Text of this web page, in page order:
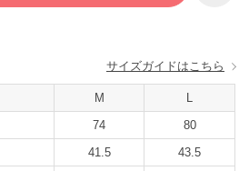
サイズガイドはこちら
M
L
74
80
41.5
43.5